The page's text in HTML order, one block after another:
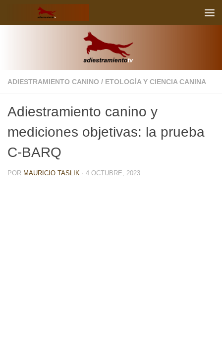
Skip to content
ADIESTRAMIENTO CANINO / ETOLOGÍA Y CIENCIA CANINA
Adiestramiento canino y
mediciones objetivas: la prueba
C-BARQ
POR MAURICIO TASLIK · 4 OCTUBRE, 2023